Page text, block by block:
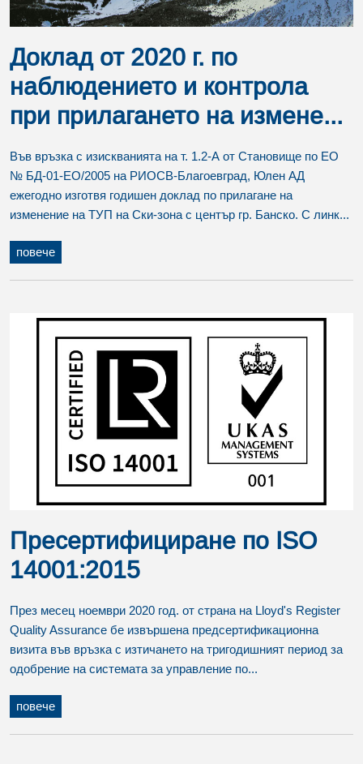
Доклад от 2020 г. по
наблюдението и контрола
при прилагането на измене...
Във връзка с изискванията на т. 1.2-А от Становище по ЕО
№ БД-01-ЕО/2005 на РИОСВ-Благоевград, Юлен АД
ежегодно изготвя годишен доклад по прилагане на
изменение на ТУП на Ски-зона с център гр. Банско. С линк...
повече
Пресертифициране по ISO
14001:2015
През месец ноември 2020 год. от страна на Lloyd's Register
Quality Assurance бе извършена предсертификационна
визита във връзка с изтичането на тригодишният период за
одобрение на системата за управление по...
повече